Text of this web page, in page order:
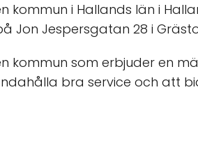
kommun i Hallands län i
Jon Jespersgatan 28 i
kommun som erbjuder en
bra service och att